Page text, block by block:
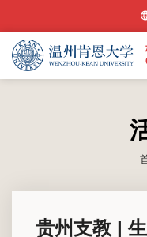
贵州支教 |